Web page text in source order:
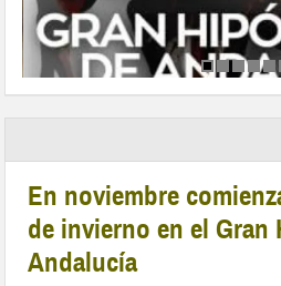
En noviembre
de invierno en el Gran
Andalucía